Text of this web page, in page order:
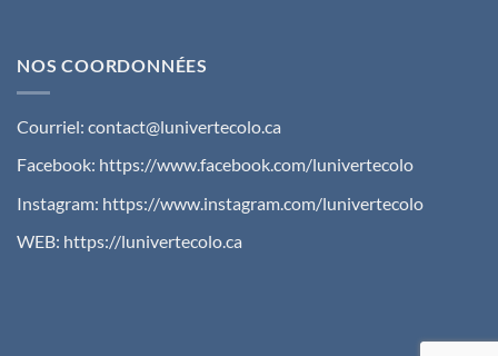
NOS COORDONNÉES
Courriel: contact@lunivertecolo.ca
Facebook: https://www.facebook.com/lunivertecolo
Instagram: https://www.instagram.com/lunivertecolo
WEB: https://lunivertecolo.ca